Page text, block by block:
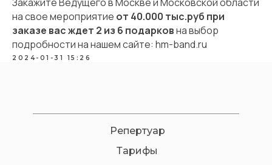
на свое мероприятие от 40.000 тыс.руб при
заказе вас ждет 2 из 6 подарковна выбор
подробности на нашем сайте: hm-band.ru
2024-01-31 15:26
Репертуар
Тарифы